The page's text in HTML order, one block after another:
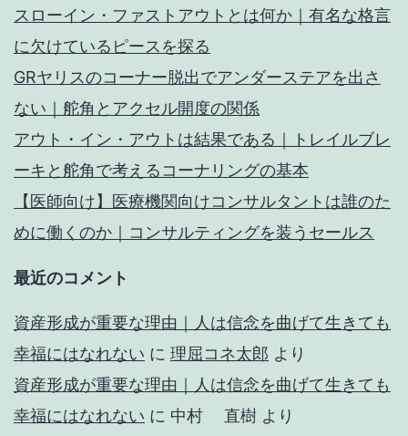
スローイン・ファストアウトとは何か｜有名な格言
に欠けているピースを探る
GRヤリスのコーナー脱出でアンダーステアを出さ
ない｜舵角とアクセル開度の関係
アウト・イン・アウトは結果である｜トレイルブレ
ーキと舵角で考えるコーナリングの基本
【医師向け】医療機関向けコンサルタントは誰のた
めに働くのか｜コンサルティングを装うセールス
最近のコメント
資産形成が重要な理由｜人は信念を曲げて生きても
幸福にはなれない に 理屈コネ太郎 より
資産形成が重要な理由｜人は信念を曲げて生きても
幸福にはなれない に 中村 直樹 より